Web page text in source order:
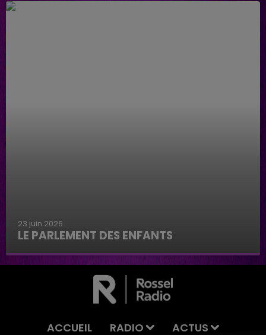
23 juin 2026
LE PARLEMENT DES ENFANTS
Le parlement des enfants
ACCUEIL RADIO
ACTUS